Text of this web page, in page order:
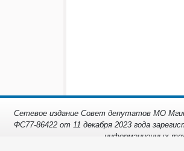
Сетевое издание Совет депутатов МО
ФС77-86422 от 11 декабря 2023 года
информационных